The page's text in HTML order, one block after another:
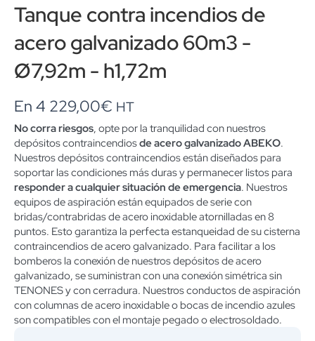
Tanque contra incendios de
acero galvanizado 60m3 -
Ø7,92m - h1,72m
En 4 229,00€ HT
No corra riesgos, opte por la tranquilidad con nuestros
depósitos contraincendiosde acero galvanizado ABEKO.
Nuestros depósitos contraincendios están diseñados para
soportar las condiciones más duras y permanecer listos para
responder a cualquier situación de emergencia. Nuestros
equipos de aspiración están equipados de serie con
bridas/contrabridas de acero inoxidable atornilladas en 8
puntos. Esto garantiza la perfecta estanqueidad de su cisterna
contraincendios de acero galvanizado. Para facilitar a los
bomberos la conexión de nuestros depósitos de acero
galvanizado, se suministran con una conexión simétrica sin
TENONES y con cerradura. Nuestros conductos de aspiración
con columnas de acero inoxidable o bocas de incendio azules
son compatibles con el montaje pegado o electrosoldado.